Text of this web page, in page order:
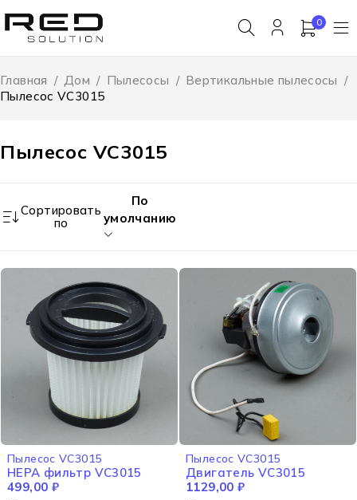
0
Пылесос VC3015
Главная / Дом / Пылесосы / Вертикальные пылесосы /
Пылесос VC3015
Сортировать
по
По
умолчанию
Пылесос VC3015
HEPA фильтр VC3015
499,00 ₽
Пылесос VC3015
Двигатель VC3015
1129,00 ₽